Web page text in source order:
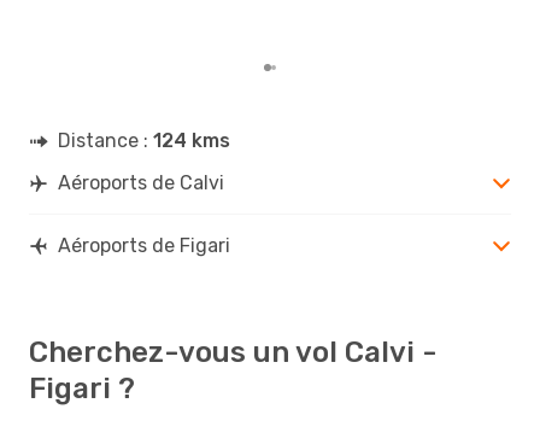
Distance : 124 kms
Aéroports de Calvi
Aéroports de Figari
Cherchez-vous un vol Calvi -
Figari ?